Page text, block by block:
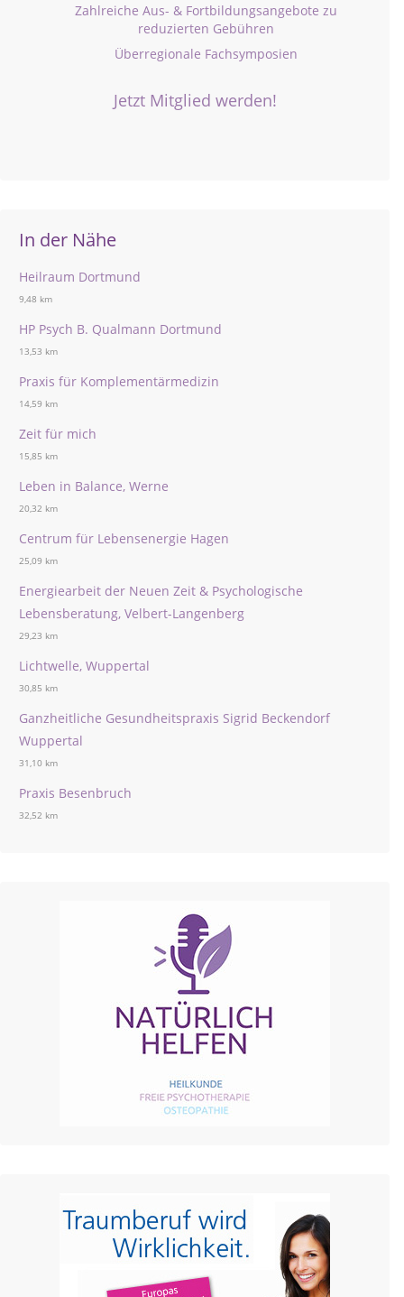
Zahlreiche Aus- & Fortbildungsangebote zu
reduzierten Gebühren
Überregionale Fachsymposien
Jetzt Mitglied werden!
In der Nähe
Heilraum Dortmund
9,48 km
HP Psych B. Qualmann Dortmund
13,53 km
Praxis für Komplementärmedizin
14,59 km
Zeit für mich
15,85 km
Leben in Balance, Werne
20,32 km
Centrum für Lebensenergie Hagen
25,09 km
Energiearbeit der Neuen Zeit & Psychologische
Lebensberatung, Velbert-Langenberg
29,23 km
Lichtwelle, Wuppertal
30,85 km
Ganzheitliche Gesundheitspraxis Sigrid Beckendorf
Wuppertal
31,10 km
Praxis Besenbruch
32,52 km